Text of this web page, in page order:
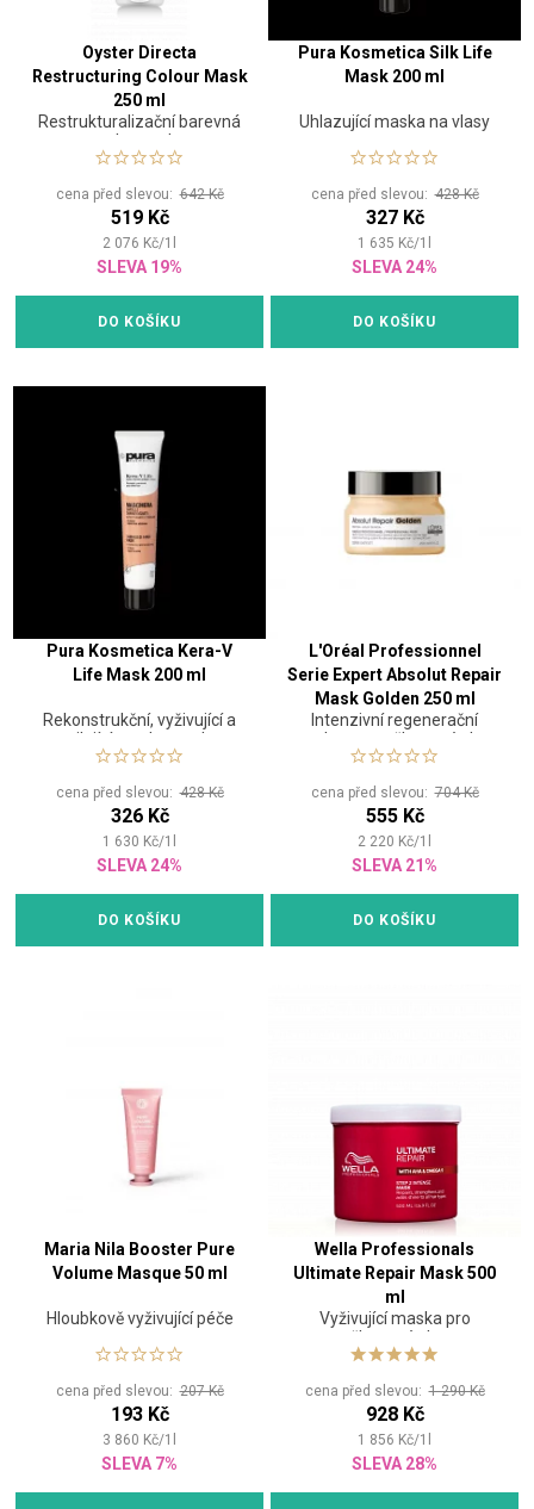
Oyster Directa
Restructuring Colour Mask
250 ml
Restrukturalizační barevná
maska na vlasy
cena před slevou:642 Kč
519 Kč
2 076 Kč/1
SLEVA 19%
DO KOŠÍKU
Pura Kosmetica Silk Life
Mask 200 ml
Uhlazující maska na vlasy
cena před slevou:428 Kč
327 Kč
1 635 Kč/1
SLEVA 24%
DO KOŠÍKU
Pura Kosmetica Kera-V
Life Mask 200 ml
Rekonstrukční, vyživující a
posilující maska na vlasy
cena před slevou:428 Kč
326 Kč
1 630 Kč/1
SLEVA 24%
DO KOŠÍKU
L'Oréal Professionnel
Serie Expert Absolut Repair
Mask Golden 250 ml
Intenzivní regenerační
maska pro poškozené vlasy
cena před slevou:704 Kč
555 Kč
2 220 Kč/1
SLEVA 21%
DO KOŠÍKU
Maria Nila Booster Pure
Volume Masque 50 ml
Hloubkově vyživující péče
cena před slevou:207 Kč
193 Kč
3 860 Kč/1
SLEVA 7%
Wella Professionals
Ultimate Repair Mask 500
ml
Vyživující maska pro
poškozené vlasy.
cena před slevou:1 290 Kč
928 Kč
1 856 Kč/1
SLEVA 28%